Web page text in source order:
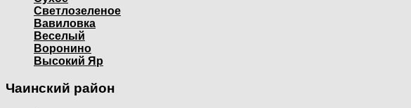
Светлозеленое
Вавиловка
Веселый
Воронино
Высокий Яр
Чаинский район